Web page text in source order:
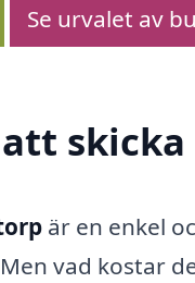
Se urvalet av
är en enkel
vad kostar